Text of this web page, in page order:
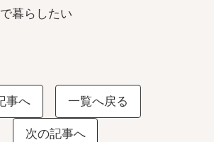
暮らしたい
事へ 一覧へ戻る
次の記事へ